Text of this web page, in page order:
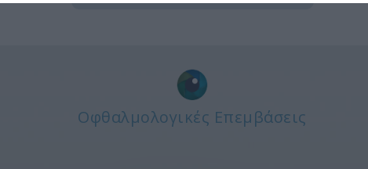
Οφθαλμολογικές Επεμβάσεις